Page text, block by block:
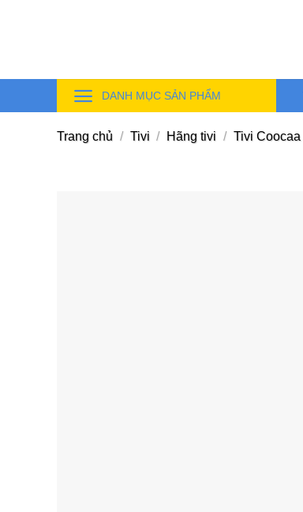
DANH MỤC SẢN PHẨM
Trang chủ / Tivi / Hãng tivi / Tivi Coocaa